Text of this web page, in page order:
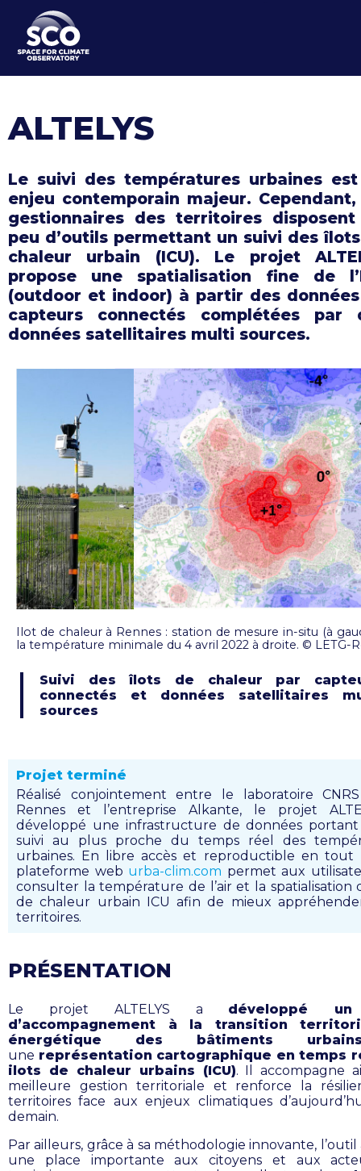
contenu
principal
ALTELYS
Le suivi des températures urbaines
enjeu contemporain majeur.
gestionnaires des territoires
peu d’outils permettant un suivi des
chaleur urbain (ICU). Le projet
propose une spatialisation fine de
(outdoor et indoor) à partir des
capteurs connectés complétées par
données satellitaires multi sources.
Ilot de chaleur à Rennes : station de mesure in-situ (à
la température minimale du 4 avril 2022 à droite. © LETG-
Suivi des îlots de chaleur par
connectés et données satellitaires
sources
Projet terminé
Réalisé conjointement entre le laboratoire
Rennes et l’entreprise Alkante, le projet
développé une infrastructure de données
suivi au plus proche du temps réel des
urbaines. En libre accès et reproductible en tout
plateforme web urba-clim.com permet aux
consulter la température de l’air et la spatialisation
de chaleur urbain ICU afin de mieux
territoires.
PRÉSENTATION
Le projet ALTELYS a développé
d’accompagnement à la transition
énergétique des bâtiments
une représentation cartographique en temps
ilots de chaleur urbains (ICU). Il accompagne
meilleure gestion territoriale et renforce la
territoires face aux enjeux climatiques
demain.
Par ailleurs, grâce à sa méthodologie innovante,
une place importante aux citoyens et aux